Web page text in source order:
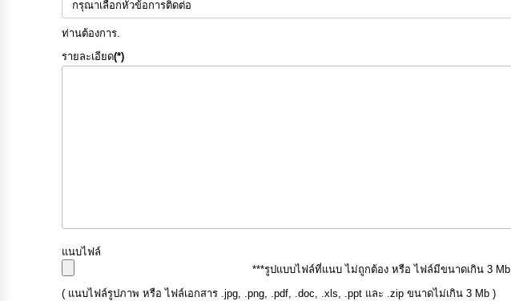
ท่านต้องการ.
รายละเอียด(*)
แนบไฟล์
***รูปแบบไฟล์ที่แนบ ไม่ถูกต้อง หรือ ไฟล์มีขนาดเกิน 3 Mb
( แนบไฟล์รูปภาพ หรือ ไฟล์เอกสาร .jpg, .png, .pdf, .doc, .xls, .ppt และ .zip ขนาดไม่เกิน 3 Mb )